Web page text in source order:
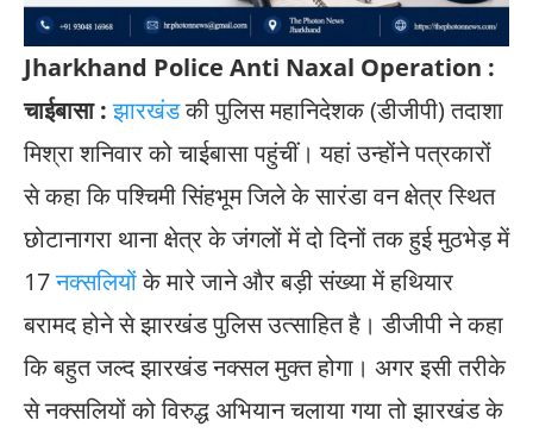
Jharkhand Police Anti Naxal Operation :
चाईबासा :झारखंडकी पुलिस महानिदेशक (डीजीपी) तदाशा
मिश्रा शनिवार को चाईबासा पहुंचीं। यहां उन्होंने पत्रकारों
से कहा कि पश्चिमी सिंहभूम जिले के सारंडा वन क्षेत्र स्थित
छोटानागरा थाना क्षेत्र के जंगलों में दो दिनों तक हुई मुठभेड़ में
17नक्सलियोंके मारे जाने और बड़ी संख्या में हथियार
बरामद होने से झारखंड पुलिस उत्साहित है। डीजीपी ने कहा
कि बहुत जल्द झारखंड नक्सल मुक्त होगा। अगर इसी तरीके
से नक्सलियों को विरुद्ध अभियान चलाया गया तो झारखंड के